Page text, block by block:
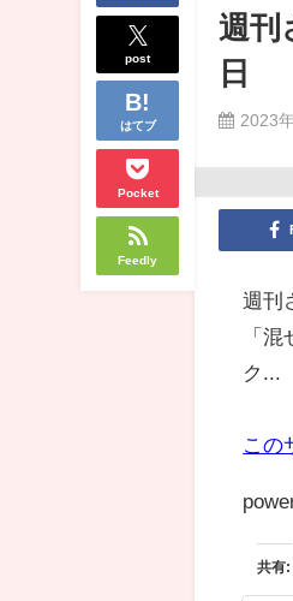
post
はてブ
Pocket
Feedly
週
日
2023
週刊
「
ク...
この
共有: